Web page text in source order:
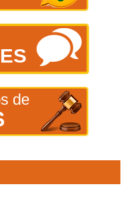
de